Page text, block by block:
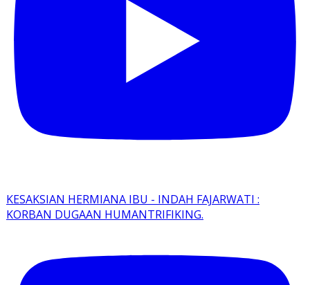
KESAKSIAN HERMIANA IBU - INDAH FAJARWATI :
KORBAN DUGAAN HUMANTRIFIKING.